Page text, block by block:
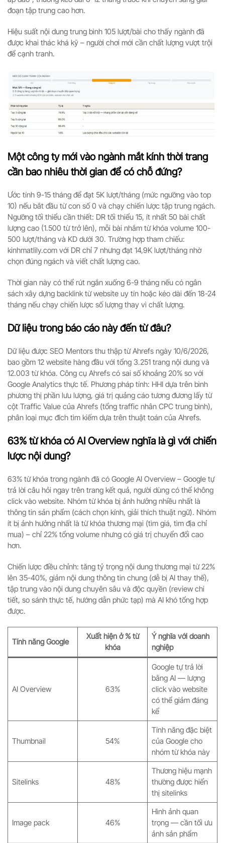
đoạn tập trung cao hơn.
Hiệu suất nội dung trung bình 105 lượt/bài cho thấy ngành đã
được khai thác khá kỹ – người chơi mới cần chất lượng vượt trội
để cạnh tranh.
Một công ty mới vào ngành mắt kính thời trang
cần bao nhiêu thời gian để có chỗ đứng?
Ước tính 9-15 tháng để đạt 5K lượt/tháng (mức ngưỡng vào top
10) nếu bắt đầu từ con số 0 và chạy chiến lược tập trung ngách.
Ngưỡng tối thiểu cần thiết: DR tối thiểu 15, ít nhất 50 bài chất
lượng cao (1.500 từ trở lên), mỗi bài nhắm từ khóa volume 100-
500 lượt/tháng và KD dưới 30. Trường hợp tham chiếu:
kinhmatlily.com với DR chỉ 7 nhưng đạt 14,9K lượt/tháng nhờ
chọn đúng ngách và viết chất lượng cao.
Thời gian này có thể rút ngắn xuống 6-9 tháng nếu có ngân
sách xây dựng backlink từ website uy tín hoặc kéo dài đến 18-24
tháng nếu chạy chiến lược số lượng thay vì chất lượng.
Dữ liệu trong báo cáo này đến từ đâu?
Dữ liệu được SEO Mentors thu thập từ Ahrefs ngày 10/6/2026,
bao gồm 12 website hàng đầu với tổng 3.251 trang nội dung và
12.003 từ khóa. Công cụ Ahrefs có sai số khoảng 20% so với
Google Analytics thực tế. Phương pháp tính: HHI dựa trên bình
phương thị phần lưu lượng, giá trị quảng cáo tương đương lấy từ
cột Traffic Value của Ahrefs (tổng traffic nhân CPC trung bình),
phân loại mục đích tìm kiếm dựa trên thuật toán của Ahrefs.
63% từ khóa có AI Overview nghĩa là gì với chiến
lược nội dung?
63% từ khóa trong ngành đã có Google AI Overview – Google tự
trả lời câu hỏi ngay trên trang kết quả, người dùng có thể không
click vào website. Nhóm từ khóa bị ảnh hưởng nhiều nhất là
thông tin sản phẩm (cách chọn kính, giải thích thuật ngữ). Nhóm
ít bị ảnh hưởng nhất là từ khóa thương mại (tìm giá, tìm địa chỉ
mua) – chỉ 22% tổng volume nhưng có giá trị chuyển đổi cao
hơn.
Chiến lược điều chỉnh: tăng tỷ trọng nội dung thương mại từ 22%
lên 35-40%, giảm nội dung thông tin chung (dễ bị AI thay thế),
tập trung vào nội dung chuyên sâu và độc quyền (review chi
tiết, so sánh thực tế, hướng dẫn phức tạp) mà AI khó tổng hợp
được.
Tính năng Google
Xuất hiện ở % từ
khóa
Ý nghĩa với doanh
nghiệp
AI Overview 63%
Google tự trả lời
bằng AI — lượng
click vào website
có thể giảm đáng
kể
Thumbnail 54%
Tính năng đặc biệt
của Google cho
nhóm từ khóa này
Sitelinks 48%
Thương hiệu mạnh
thường được hiển
thị sitelinks
Image pack 46%
Hình ảnh quan
trọng — cần tối ưu
ảnh sản phẩm